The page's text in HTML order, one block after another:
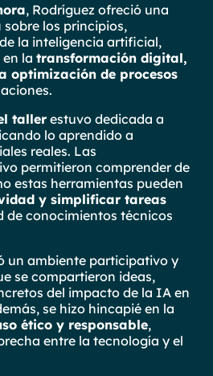
, Rodríguez ofreció una
sobre los principios,
la inteligencia artificial,
en latransformación digital,
optimización de procesos
taller estuvo dedicada a
lo aprendido a
reales. Las
permitieron comprender de
estas herramientas pueden
y simplificar tareas
de conocimientos técnicos
un ambiente participativo y
se compartieron ideas,
del impacto de la IA en
se hizo hincapié en la
ético y responsable,
entre la tecnología y el